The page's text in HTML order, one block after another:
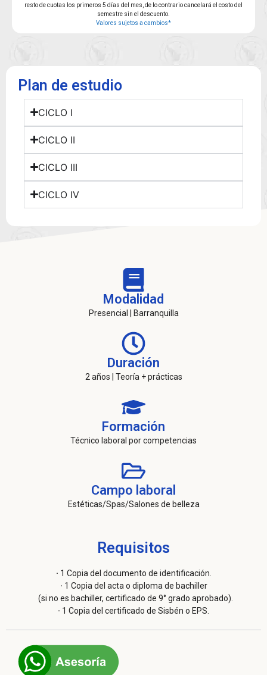
resto de cuotas los primeros 5 días del mes, de lo contrario cancelará el costo del
semestre sin el descuento.
Valores sujetos a cambios*
Plan de estudio
CICLO I
CICLO II
CICLO III
CICLO IV
Modalidad
Presencial | Barranquilla
Duración
2 años | Teoría + prácticas
Formación
Técnico laboral por competencias
Campo laboral
Estéticas/Spas/Salones de belleza
Requisitos
· 1 Copia del documento de identificación.
· 1 Copia del acta o diploma de bachiller
(si no es bachiller, certificado de 9° grado aprobado).
· 1 Copia del certificado de Sisbén o EPS.